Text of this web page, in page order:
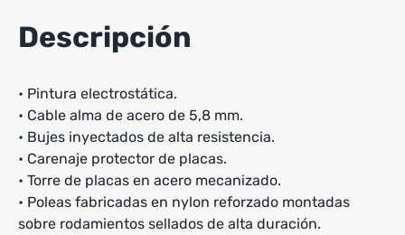
Descripción
• Pintura electrostática.
• Cable alma de acero de 5,8 mm.
• Bujes inyectados de alta resistencia.
• Carenaje protector de placas.
• Torre de placas en acero mecanizado.
• Poleas fabricadas en nylon reforzado montadas
sobre rodamientos sellados de alta duración.